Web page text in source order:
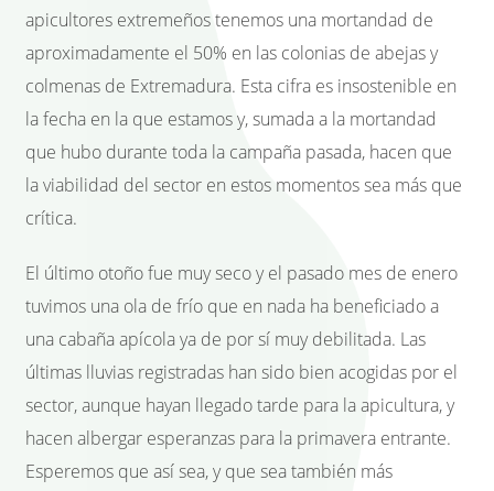
apicultores extremeños tenemos una mortandad de
aproximadamente el 50% en las colonias de abejas y
colmenas de Extremadura. Esta cifra es insostenible en
la fecha en la que estamos y, sumada a la mortandad
que hubo durante toda la campaña pasada, hacen que
la viabilidad del sector en estos momentos sea más que
crítica.
El último otoño fue muy seco y el pasado mes de enero
tuvimos una ola de frío que en nada ha beneficiado a
una cabaña apícola ya de por sí muy debilitada. Las
últimas lluvias registradas han sido bien acogidas por el
sector, aunque hayan llegado tarde para la apicultura, y
hacen albergar esperanzas para la primavera entrante.
Esperemos que así sea, y que sea también más